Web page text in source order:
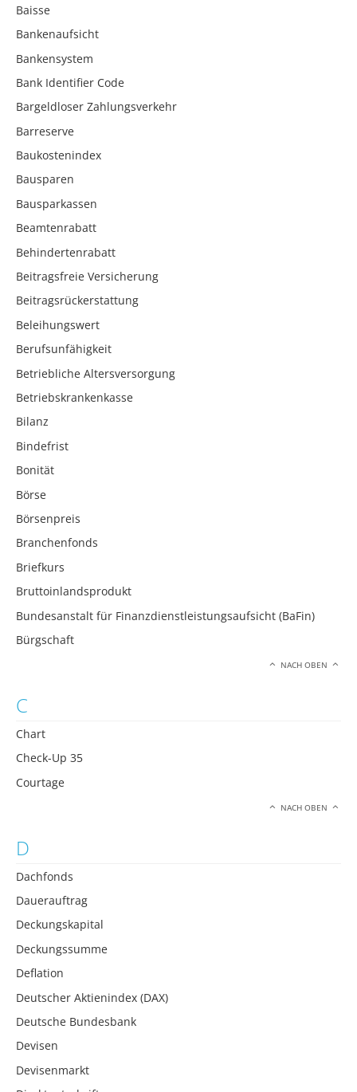
Baisse
Bankenaufsicht
Bankensystem
Bank Identifier Code
Bargeldloser Zahlungsverkehr
Barreserve
Baukostenindex
Bausparen
Bausparkassen
Beamtenrabatt
Behindertenrabatt
Beitragsfreie Versicherung
Beitragsrückerstattung
Beleihungswert
Berufsunfähigkeit
Betriebliche Altersversorgung
Betriebskrankenkasse
Bilanz
Bindefrist
Bonität
Börse
Börsenpreis
Branchenfonds
Briefkurs
Bruttoinlandsprodukt
Bundesanstalt für Finanzdienstleistungsaufsicht (BaFin)
Bürgschaft
NACH OBEN
C
Chart
Check-Up 35
Courtage
NACH OBEN
D
Dachfonds
Dauerauftrag
Deckungskapital
Deckungssumme
Deflation
Deutscher Aktienindex (DAX)
Deutsche Bundesbank
Devisen
Devisenmarkt